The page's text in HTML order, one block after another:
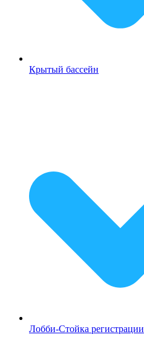
Крытый бассейн
Лобби-Стойка регистрации